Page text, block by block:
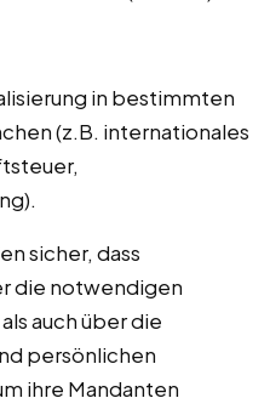
in bestimmten
(z.B. internationales
sicher, dass
die notwendigen
auch über die
persönlichen
ihre Mandanten